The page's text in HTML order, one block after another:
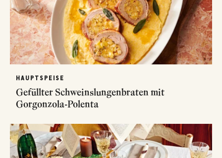
HAUPTSPEISE
Gefüllter Schweinslungenbraten mit
Gorgonzola-Polenta